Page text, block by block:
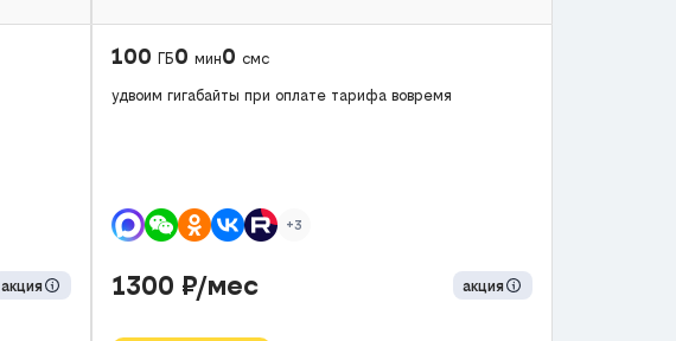
акция
100 ГБ0 мин0 смс
удвоим гигабайты при оплате тарифа вовремя
+3
1300 ₽/мес акция